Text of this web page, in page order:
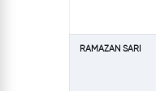
RAMAZAN SARI